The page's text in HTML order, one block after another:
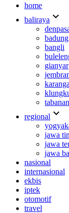
home
baliraya expand_more
badung
bangli
gianyar
tabanan
regional expand_more
jawa
jawa
jawa
nasional
internasional
ekbis
iptek
otomotif
travel